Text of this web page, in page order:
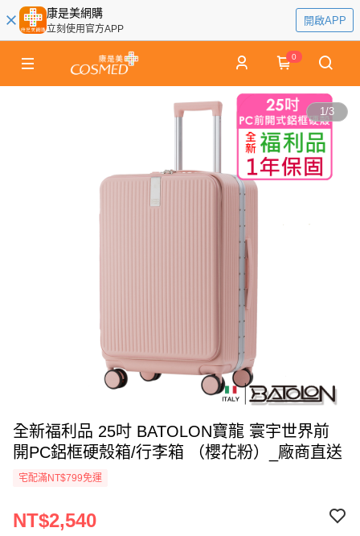
康是美網購
立刻使用官方APP
開啟APP
0
1/3
全新福利品 25吋 BATOLON寶龍 寰宇世界前
開PC鋁框硬殼箱/行李箱 （櫻花粉）_廠商直送
宅配滿NT$799免運
NT$2,540